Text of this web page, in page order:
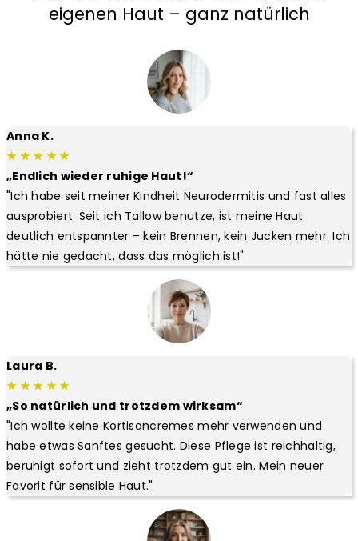
eigenen Haut – ganz natürlich
Anna K.
★ ★ ★ ★ ★
„Endlich wieder ruhige Haut!“
"Ich habe seit meiner Kindheit Neurodermitis und fast alles
ausprobiert. Seit ich Tallow benutze, ist meine Haut
deutlich entspannter – kein Brennen, kein Jucken mehr. Ich
hätte nie gedacht, dass das möglich ist!"
Laura B.
★ ★ ★ ★ ★
„So natürlich und trotzdem wirksam“
"Ich wollte keine Kortisoncremes mehr verwenden und
habe etwas Sanftes gesucht. Diese Pflege ist reichhaltig,
beruhigt sofort und zieht trotzdem gut ein. Mein neuer
Favorit für sensible Haut."